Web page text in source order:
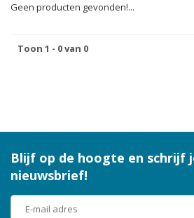
Geen producten gevonden!...
Toon 1 - 0 van 0
Blijf op de hoogte en schrijf
nieuwsbrief!